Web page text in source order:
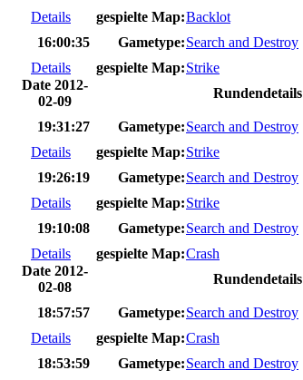
Details
gespielte Map:Backlot
16:00:35
Gametype:Search and Destroy
Details
gespielte Map:Strike
Date 2012-
02-09
Rundendetails
19:31:27 Gametype:Search and Destroy
Details
gespielte Map:Strike
19:26:19
Gametype:Search and Destroy
Details
gespielte Map:Strike
19:10:08
Gametype:Search and Destroy
Details
gespielte Map:Crash
Date 2012-
02-08
Rundendetails
18:57:57 Gametype:Search and Destroy
Details
gespielte Map:Crash
18:53:59
Gametype:Search and Destroy